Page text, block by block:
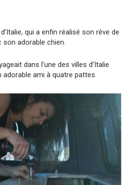
qui a enfin réalisé son rêve de
adorable chien.
dans l’une des villes d’Italie
adorable ami à quatre pattes.